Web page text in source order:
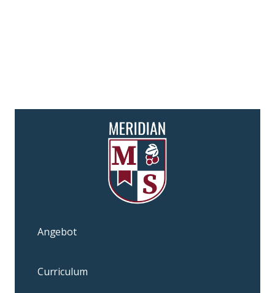
Angebot
Curriculum